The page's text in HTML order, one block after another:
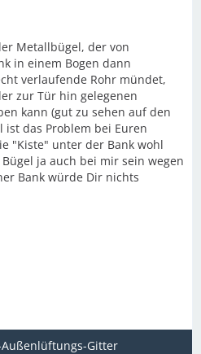
Metallbügel, der von
in einem Bogen dann
verlaufende Rohr mündet,
zur Tür hin gelegenen
kann (gut zu sehen auf den
ist das Problem bei Euren
"Kiste" unter der Bank wohl
ja auch bei mir sein wegen
Bank würde Dir nichts
Gitter